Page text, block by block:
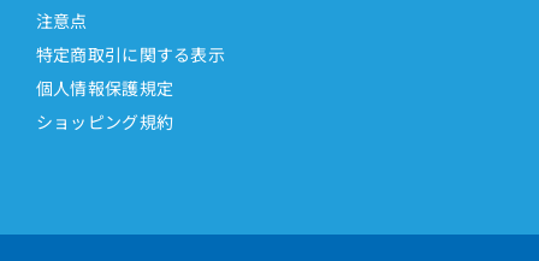
注意点
特定商取引に関する表示
個人情報保護規定
ショッピング規約